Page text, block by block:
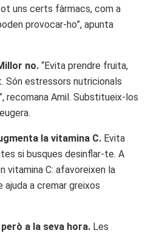
uns certs fàrmacs, com a
provocar-ho”, apunta
no. “Evita prendre fruita,
Són estressors nutricionals
recomana Amil. Substitueix-los
la vitamina C. Evita
si busques desinflar-te. A
vitamina C: afavoreixen la
a cremar greixos
a la seva hora. Les